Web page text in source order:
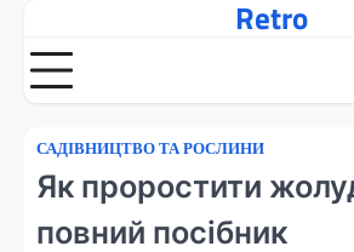
вмісту
Retro
САДІВНИЦТВО ТА РОСЛИНИ
Як проростити
повний посібник